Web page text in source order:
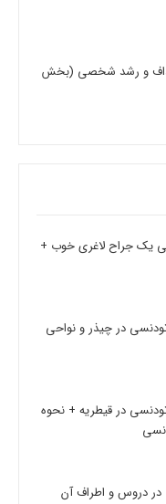
و رشد شخصی (بخش
لاغری (9 ویژگی یک جراح لاغری خوب +
در چیذر و نواحی
در قیطریه + نحوه
دروس و اطراف آن